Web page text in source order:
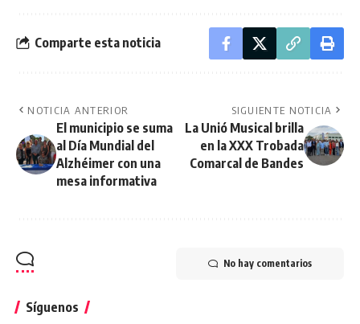
Comparte esta noticia
NOTICIA ANTERIOR
El municipio se suma
al Día Mundial del
Alzhéimer con una
mesa informativa
SIGUIENTE NOTICIA
La Unió Musical brilla
en la XXX Trobada
Comarcal de Bandes
No hay comentarios
Síguenos